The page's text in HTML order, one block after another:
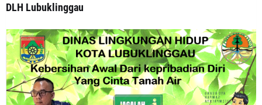
DLH Lubuklinggau